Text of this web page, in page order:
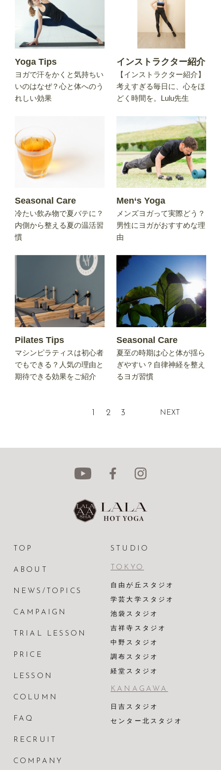
Yoga Tips
ヨガで汗をかくと気持ちい
いのはなぜ？心と体へのう
れしい効果
インストラクター紹介
【インストラクター紹介】
考えすぎる毎日に、心をほ
どく時間を。Lulu先生
Seasonal Care
冷たい飲み物で夏バテに？
内側から整える夏の温活習
慣
Men‘s Yoga
メンズヨガって実際どう？
男性にヨガがおすすめな理
由
Pilates Tips
マシンピラティスは初心者
でもできる？人気の理由と
期待できる効果をご紹介
Seasonal Care
夏至の時期は心と体が揺ら
ぎやすい？自律神経を整え
るヨガ習慣
NEXT
1 2 3
TOP
ABOUT
NEWS/TOPICS
CAMPAIGN
TRIAL LESSON
PRICE
STUDIO
TOKYO
自由が丘スタジオ
学芸大学スタジオ
池袋スタジオ
吉祥寺スタジオ
中野スタジオ
調布スタジオ
経堂スタジオ
KANAGAWA
日吉スタジオ
センター北スタジオ
LESSON
COLUMN
FAQ
RECRUIT
COMPANY